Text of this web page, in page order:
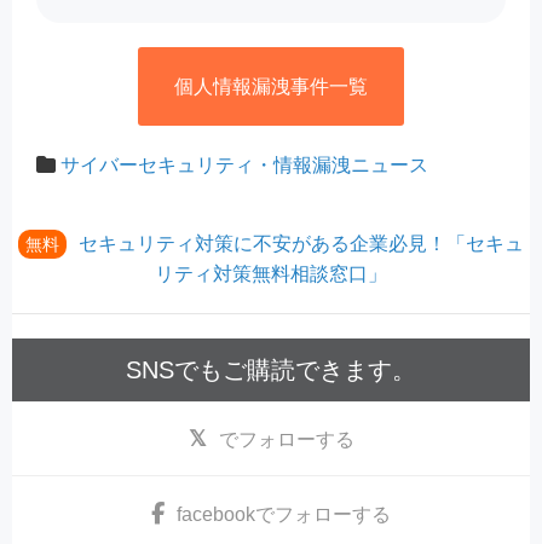
個人情報漏洩事件一覧
サイバーセキュリティ・情報漏洩ニュース
無料
セキュリティ対策に不安がある企業必見！「セキュ
リティ対策無料相談窓口」
SNSでもご購読できます。
でフォローする
facebookでフォローする